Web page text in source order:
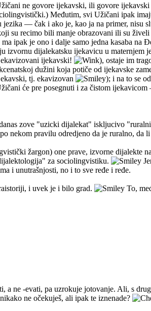
ne govore ijekavski, ili govore
Međutim, svi Užičani ipak
— čak i ako je, kao ja na primer, nisu
su recimo bili manje obrazovani ili su
ipak je ono i dalje samo jedna kasaba na
izvornu dijalekatsku ijekavicu u maternjem
ijekavski!
), ostaje im
dužini koja potiče od ijekavske
tj. ekavizovan
); i na to se
će pre posegnuti i za čistom
zove "uzicki dijalekat" iskljucivo
nekom pravilu odredjeno da je ruralno, da
žargon) one prave, izvorne dijalekte
za sociolingvistiku.
i unutrašnjosti, no i to sve ređe i ređe.
i uvek je i bilo grad.
To,
a ne -evati, pa uzrokuje jotovanje. Ali, s
ne očekuješ, ali ipak te iznenade?